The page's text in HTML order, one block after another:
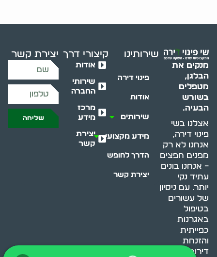
מנקים את
הבלגן,
מטפלים
בשורש
הבעיה.
אצלנו בשי
פינוי דירה,
אנחנו לא רק
מפנים חפצים
– אנחנו בונים
עתיד נקי
יותר. עם ניסיון
של עשורים
בטיפול
באגרנות
כפייתית
והזנחת
דירות, אנחנו
שירותינו
פינוי דירה
אודות
שירותים
מידע מקצועי
הדרך לחופש
יצירת קשר
קיצורי דרך
אודות
שירותי
החברה
מרכז
מידע
יצירת
קשר
יצירת קשר
שליחה